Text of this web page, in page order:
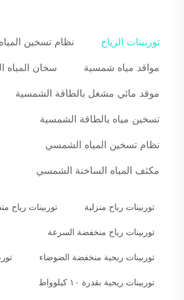
توربينات الرياح نظام تسخين
مواقد مياه شمسية سخان
موقد مائي مشغل بالطاقة الشمسية
تسخين مياه بالطاقة الشمسية
نظام تسخين المياه الشمسي
مكثف المياه الساخنة الشمسي
توربينات رياح منزلية توربينات رياح
توربينات رياح منخفضة السرعة
توربينات ريحية منخفضة الضوضاء
توربينات ريحية بقدرة ١٠ كيلوواط